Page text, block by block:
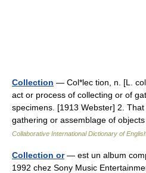
Collection — Col*lec tion, n. [L.
act or process of collecting or of
specimens. [1913 Webster] 2.
gathering or assemblage of
Collaborative International Dictionary of
Collection or— est un album
1992 chez Sony Music